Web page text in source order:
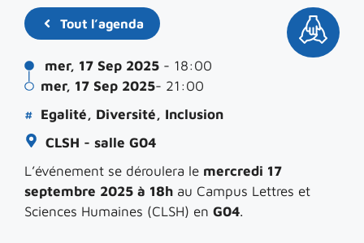
Tout l’agenda
mer, 17 Sep 2025 - 18:00
mer, 17 Sep 2025- 21:00
# Egalité, Diversité, Inclusion
CLSH - salle G04
L’événement se déroulera le mercredi 17
septembre 2025 à 18h au Campus Lettres et
Sciences Humaines (CLSH) en G04.